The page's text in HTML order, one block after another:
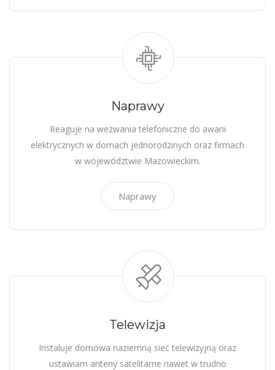
Naprawy
Reaguje na wezwania telefoniczne do awarii
elektrycznych w domach jednorodzinych oraz firmach
w województwie Mazowieckim.
Naprawy
Telewizja
Instaluje domowa naziemną sieć telewizyjną oraz
ustawiam anteny satelitarne nawet w trudno